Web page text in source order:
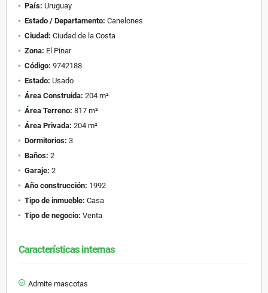
País: Uruguay
Estado / Departamento: Canelones
Ciudad: Ciudad de la Costa
Zona: El Pinar
Código: 9742188
Estado: Usado
Área Construida: 204 m²
Área Terreno: 817 m²
Área Privada: 204 m²
Dormitorios: 3
Baños: 2
Garaje: 2
Año construcción: 1992
Tipo de inmueble: Casa
Tipo de negocio: Venta
Características internas
Admite mascotas